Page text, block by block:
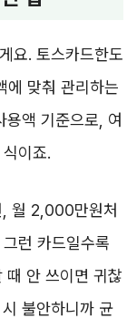
요. 토스카드한도
에 맞춰 관리하는
용액 기준으로, 여
이죠.
월 2,000만원처
런 카드일수록
때 안 쓰이면 귀찮
불안하니까 균